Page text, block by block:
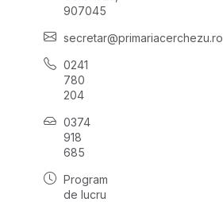
907045
secretar@primariacerchezu.ro
0241
780
204
0374
918
685
Program
de lucru